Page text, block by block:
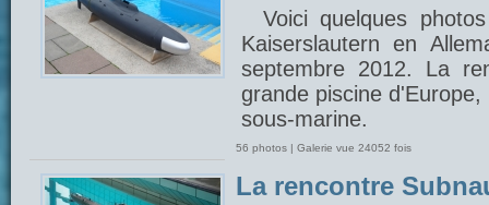
Voici quelques
Kaiserslautern en
septembre 2012. La
grande piscine
sous-marine.
56 photos | Galerie vue 24052 fois
La rencontre